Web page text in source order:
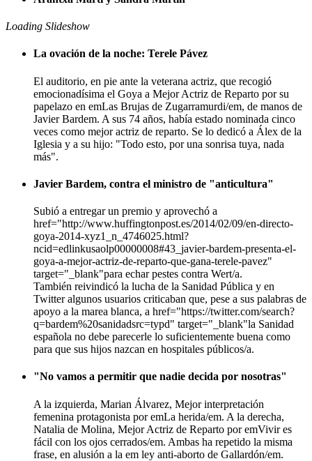
Loading Slideshow
La ovación de la noche: Terele Pávez
El auditorio, en pie ante la veterana actriz, que recogió
emocionadísima el Goya a Mejor Actriz de Reparto por su
papelazo en emLas Brujas de Zugarramurdi/em, de manos de
Javier Bardem. A sus 74 años, había estado nominada cinco
veces como mejor actriz de reparto. Se lo dedicó a Álex de la
Iglesia y a su hijo: "Todo esto, por una sonrisa tuya, nada
más".
Javier Bardem, contra el ministro de "anticultura"
Subió a entregar un premio y aprovechó a
href="http://www.huffingtonpost.es/2014/02/09/en-directo-
goya-2014-xyz1_n_4746025.html?
ncid=edlinkusaolp00000008#43_javier-bardem-presenta-el-
goya-a-mejor-actriz-de-reparto-que-gana-terele-pavez"
target="_blank"para echar pestes contra Wert/a.
También reivindicó la lucha de la Sanidad Pública y en
Twitter algunos usuarios criticaban que, pese a sus palabras de
apoyo a la marea blanca, a href="https://twitter.com/search?
q=bardem%20sanidadsrc=typd" target="_blank"la Sanidad
española no debe parecerle lo suficientemente buena como
para que sus hijos nazcan en hospitales públicos/a.
"No vamos a permitir que nadie decida por nosotras"
A la izquierda, Marian Álvarez, Mejor interpretación
femenina protagonista por emLa herida/em. A la derecha,
Natalia de Molina, Mejor Actriz de Reparto por emVivir es
fácil con los ojos cerrados/em. Ambas ha repetido la misma
frase, en alusión a la em ley anti-aborto de Gallardón/em.